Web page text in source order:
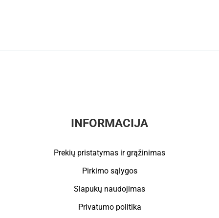
INFORMACIJA
Prekių pristatymas ir grąžinimas
Pirkimo sąlygos
Slapukų naudojimas
Privatumo politika